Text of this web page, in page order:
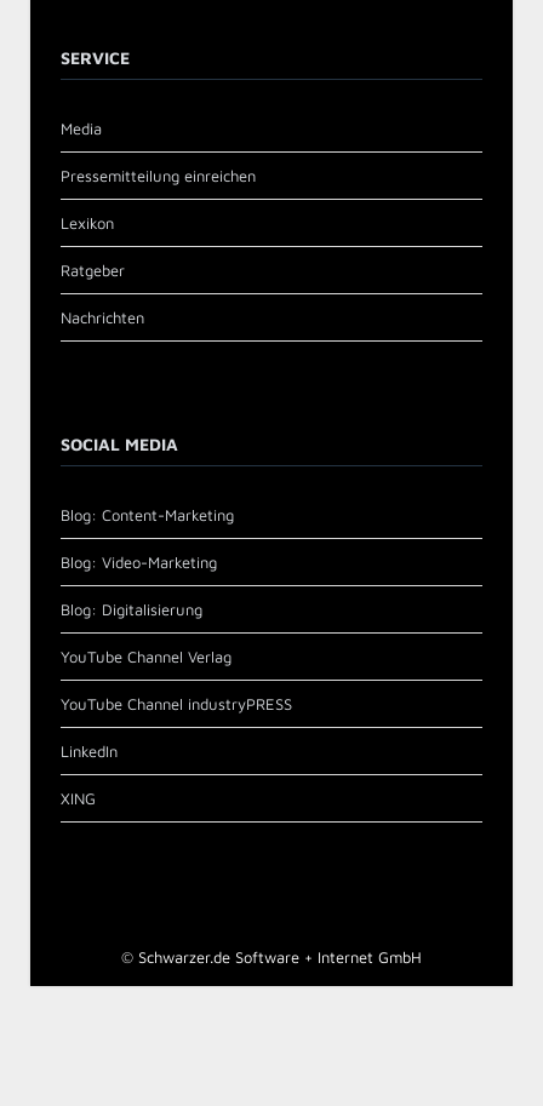
SERVICE
Media
Pressemitteilung einreichen
Lexikon
Ratgeber
Nachrichten
SOCIAL MEDIA
Blog: Content-Marketing
Blog: Video-Marketing
Blog: Digitalisierung
YouTube Channel Verlag
YouTube Channel industryPRESS
LinkedIn
XING
© Schwarzer.de Software + Internet GmbH